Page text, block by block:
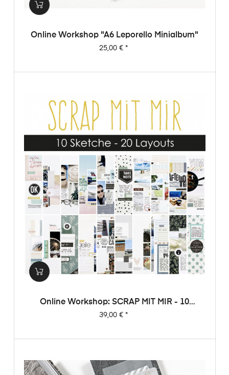
Online Workshop "A6 Leporello Minialbum"
Preis
25,00 €*
Online Workshop: SCRAP MIT MIR - 10
Sketche, 20 Layouts, Unendlich Viel
Preis
39,00 €*